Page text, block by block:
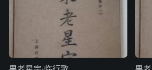
破家蕩产令人笑，命好
得度得时失位